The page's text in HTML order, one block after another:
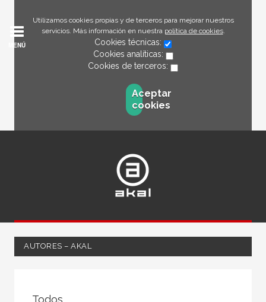
Utilizamos cookies propias y de terceros para mejorar nuestros
servicios. Más información en nuestra política de cookies.
Cookies técnicas:
Cookies analíticas:
Cookies de terceros:
Aceptar
cookies
MENÚ
AUTORES – AKAL
Todos